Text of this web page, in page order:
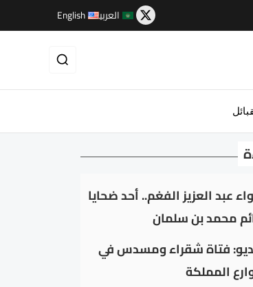
العربية English
عبد العزيز الفغم.. أحد ضحايا
محمد بن سلمان
فتاة شقراء ومسدس في
المملكة